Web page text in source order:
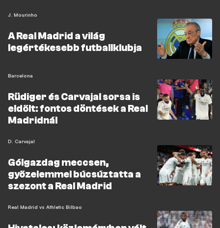
J. Mourinho
A Real Madrid a világ
legértékesebb futballklubja
Barcelona
Rüdiger és Carvajal sorsa is
eldőlt: fontos döntések a Real
Madridnál
D. Carvajal
Gólgazdag meccsen,
győzelemmel búcsúztatta a
szezont a Real Madrid
Real Madrid vs Athletic Bilbao